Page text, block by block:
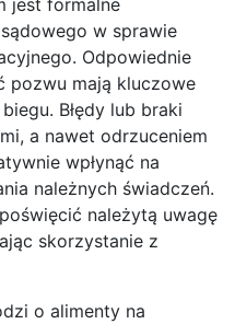
w sprawie
Odpowiednie
pozwu mają kluczowe
Błędy lub braki
a nawet odrzuceniem
wpłynąć na
należnych świadczeń.
należytą uwagę
skorzystanie z
o alimenty na